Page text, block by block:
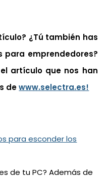
¿Tú también has
para emprendedores?
artículo que nos han
dewww.selectra.es!
para esconder los
de tu PC? Además de